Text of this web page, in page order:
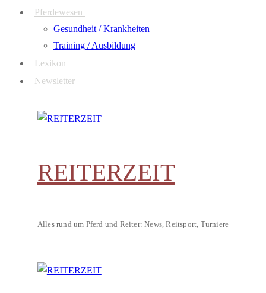
Pferdewesen
Gesundheit / Krankheiten
Training / Ausbildung
Lexikon
Newsletter
REITERZEIT
Alles rund um Pferd und Reiter: News, Reitsport, Turniere